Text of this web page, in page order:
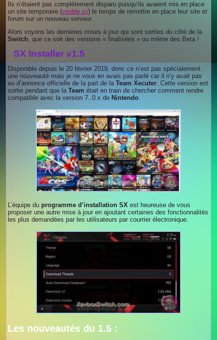
Ils n’étaient pas complètement disparu puisqu’ils avaient mis en place
un site temporaire (visible ici) le temps de remettre en place leur site et
forum sur un nouveau serveur.
Alors voyons les dernières mises à jour qui sont sorties du côté de la
Switch, que ce soit des versions « finalisées » ou même des Beta !
SX Installer v1.5
Disponible depuis le 20 février 2019, donc ce n’est pas spécialement
une nouveauté mais je ne vous en avais pas parlé car il n’y avait pas
eu d’annonce officielle de la part de laTeam Xecuter. Cette version est
sortie pendant que laTeam était en train de chercher comment rendre
compatible avec la version 7..0.x de Nintendo.
L’équipe du programme d’installation SX est heureuse de vous
proposer une autre mise à jour en ajoutant certaines des fonctionnalités
les plus demandées par les utilisateurs par courrier électronique.
Les nouveautés du 1.5 :